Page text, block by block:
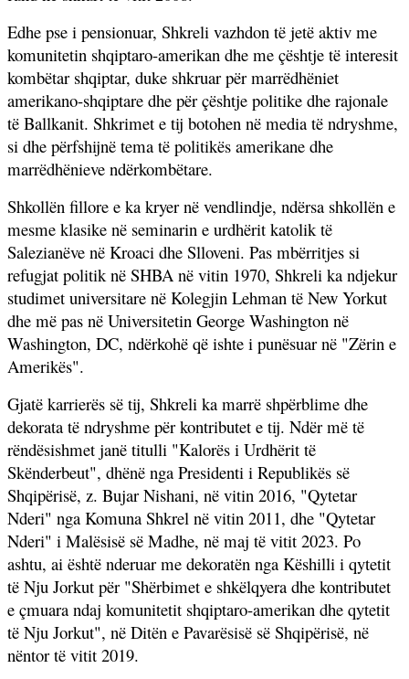
Edhe pse i pensionuar, Shkreli vazhdon të jetë aktiv me
komunitetin shqiptaro-amerikan dhe me çështje të interesit
kombëtar shqiptar, duke shkruar për marrëdhëniet
amerikano-shqiptare dhe për çështje politike dhe rajonale
të Ballkanit. Shkrimet e tij botohen në media të ndryshme,
si dhe përfshijnë tema të politikës amerikane dhe
marrëdhënieve ndërkombëtare.
Shkollën fillore e ka kryer në vendlindje, ndërsa shkollën e
mesme klasike në seminarin e urdhërit katolik të
Salezianëve në Kroaci dhe Slloveni. Pas mbërritjes si
refugjat politik në SHBA në vitin 1970, Shkreli ka ndjekur
studimet universitare në Kolegjin Lehman të New Yorkut
dhe më pas në Universitetin George Washington në
Washington, DC, ndërkohë që ishte i punësuar në "Zërin e
Amerikës".
Gjatë karrierës së tij, Shkreli ka marrë shpërblime dhe
dekorata të ndryshme për kontributet e tij. Ndër më të
rëndësishmet janë titulli "Kalorës i Urdhërit të
Skënderbeut", dhënë nga Presidenti i Republikës së
Shqipërisë, z. Bujar Nishani, në vitin 2016, "Qytetar
Nderi" nga Komuna Shkrel në vitin 2011, dhe "Qytetar
Nderi" i Malësisë së Madhe, në maj të vitit 2023. Po
ashtu, ai është nderuar me dekoratën nga Këshilli i qytetit
të Nju Jorkut për "Shërbimet e shkëlqyera dhe kontributet
e çmuara ndaj komunitetit shqiptaro-amerikan dhe qytetit
të Nju Jorkut", në Ditën e Pavarësisë së Shqipërisë, në
nëntor të vitit 2019.